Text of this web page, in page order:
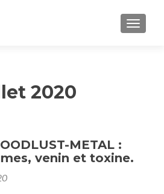
2020
METAL :
venin et toxine.